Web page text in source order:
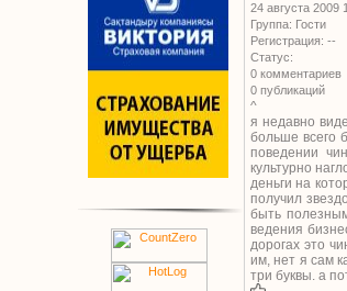
24 августа 2009
Группа: Гости
Регистрация: --
Статус:
0 комментариев
0 публикаций
^
я недавно
больше всего
поведении
культурно
деньги на
получил
быть
ведения
дорогах это
им, нет я сам
три буквы. а